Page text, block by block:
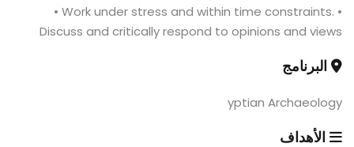
• Work under stress and within time constraints. •
Discuss and critically respond to opinions and views
البرنامج
yptian Archaeology
الأهداف